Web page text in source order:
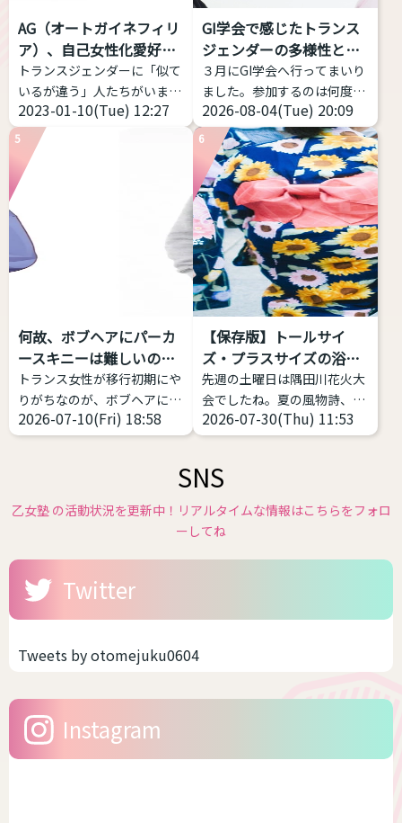
ョンブランド Nissen - SMILE
LAND（ニッセン スマイルラ
ンド） 日本の通販老舗が展開
する、「大きいサイズ」の専
門ブランドです • ...
い」かを判定するWebアプリ
ケーション。 ピッチだけでは
なく、フォルマント（声の共
鳴: 響き方に影響する）を考
慮する。 ...
AG（オートガイネフィリ
ア）、自己女性化愛好症
っ...
トランスジェンダーに「似て
いるが違う」人たちがいま
す。今回はAGと略される
（銀やデニムのメーカーじゃ
ないよ）オートガイネフィリ
アを紹介します。 AG（オー
ートガイネフィリアとは「自
己女性化愛好症」「自己女性
化偏愛性倒錯症」のことを指
1989年にカナダの性科学者
レイ・ブランシャールによっ
て定義された比較的新しい言
葉です。 日本では、自分が女
性化することで性的快楽・興
2023-01-10(Tue) 12:27
GI学会で感じたトランス
ジェンダーの多様性と包
括性
３月にGI学会へ行ってまいり
ました。参加するのは何度目
かなのですが、トランスジェ
ンダー女性当事者から見ても
当事者の幅の広さを感じて、
記事にしようと思い立ちまし
た。 トランスジェンダーは包
括的な意味をもつ表現 トラン
スジェンダーとは、何らかの
形で性別移行をする者すべて
を包摂する用語であり、その
中での多様性は多岐にわたり
ます。 一方、GID学会改めGI
学会は「性別不合学会」です
から「性別不合」に対象が限
定されるとしても、「性別不
合」の現れ方は多様であり、
それに対する対処（治療）
2026-08-04(Tue) 20:09
5
何故、ボブヘアにパーカ
ースキニーは難しいの
か？
トランス女性が移行初期にや
りがちなのが、ボブヘアにパ
ーカー、スキニー(またはタ
イツ)、スニーカーの三種の
しい。中性、ナチュラルな女
性に寄せようとしてミスって
るケースをよく見ます。 解説
したもの、ピッタリしたもの
を選ぶと難しい 女性がメンズ
ライクや中性的な恰好をする
です。だぼだぼっとしている
から可愛いのですね。 スキニ
感がかえって目立つ場合があ
りま...
2026-07-10(Fri) 18:58
6
【保存版】トールサイ
ズ・プラスサイズの浴衣
があ...
先週の土曜日は隅田川花火大
会でしたね。夏の風物詩、花
火大会が始まり各地で浴衣の
販売が始まっています。 浴衣
悩みがある方にこそ着て欲し
いファッションの１つです。
体型を寸胴に作るのが一番綺
長いのを短くして着る前提な
豊富なブランドもあります。
2026-07-30(Thu) 11:53
SNS
乙女塾 の活動状況を更新中！リアルタイムな情報はこちらをフォロ
ーしてね
Twitter
Tweets by otomejuku0604
Instagram